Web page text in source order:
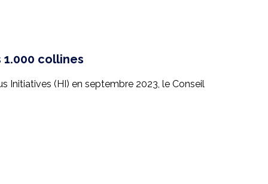
1.000 collines
Initiatives (HI) en septembre 2023, le Conseil